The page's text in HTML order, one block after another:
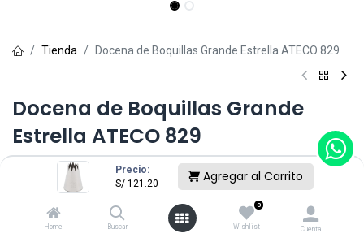
Precio:
S/ 121.20 Agregar al Carrito
Home Buscar
0
Wishlist Cuenta
Tienda Docena de Boquillas Grande Estrella ATECO 829
Docena de Boquillas Grande
Estrella ATECO 829
(0 reseña)
121.20